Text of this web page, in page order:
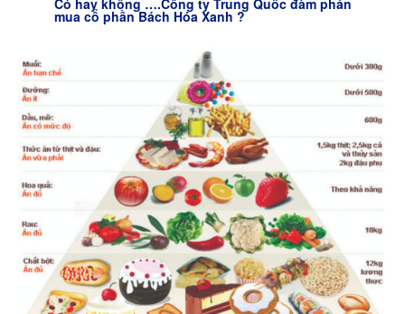
Có hay không ….Công ty Trung Quốc đàm phán
mua cổ phần Bách Hóa Xanh ?